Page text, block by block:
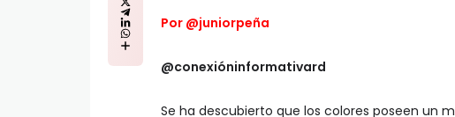
Por @juniorpeña
@conexióninformativard
Se ha descubierto que los colores poseen un